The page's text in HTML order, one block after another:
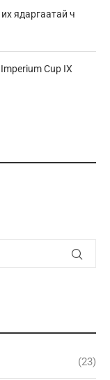
ядаргаатай ч
Cup IX
(23)